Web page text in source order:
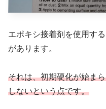
エポキシ接着剤を使用す
があります。
それは、初期硬化が始ま
しないという点です。